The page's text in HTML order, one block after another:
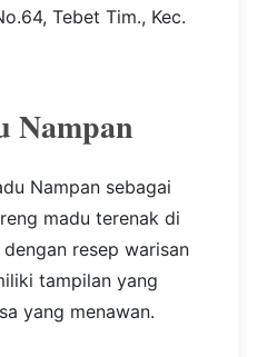
Tebet Tim., Kec.
Nampan
Nampan sebagai
madu terenak di
resep warisan
tampilan yang
yang menawan.